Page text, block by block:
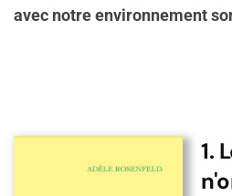
avec notre environnement
1.